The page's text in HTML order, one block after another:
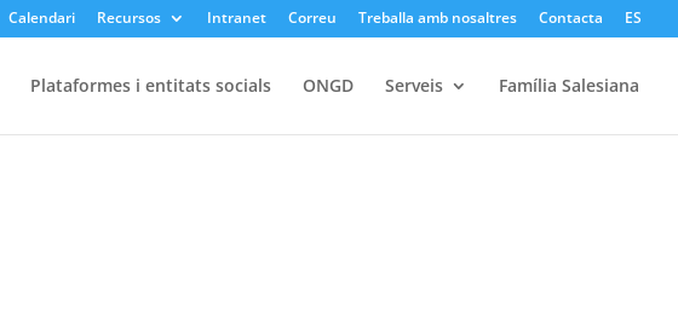
Calendari Recursos Intranet Correu Treballa amb nosaltres Contacta ES
Plataformes i entitats socials ONGD Serveis Família Salesiana